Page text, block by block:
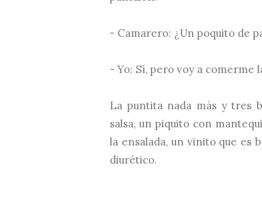
- Camarero: ¿Un poquito de
- Yo: Sí, pero voy a comerme
La puntita nada más y tres
salsa, un piquito con
la ensalada, un vinito que es
diurético.